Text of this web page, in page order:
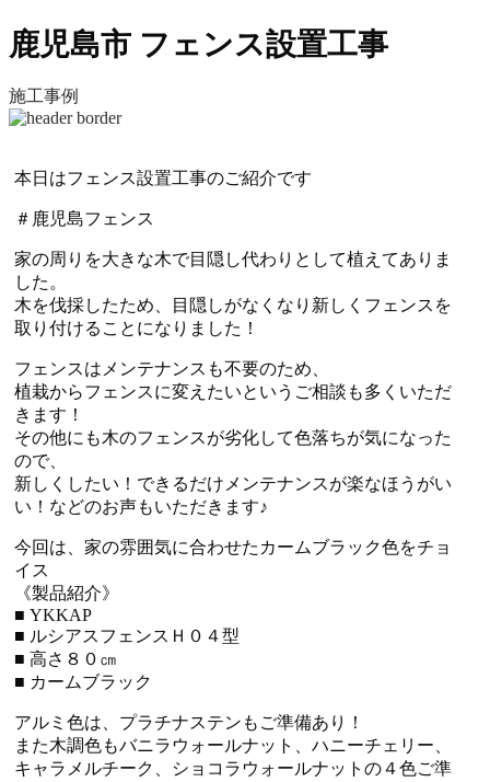
鹿児島市 フェンス設置工事
施工事例
本日はフェンス設置工事のご紹介です
＃鹿児島フェンス
家の周りを大きな木で目隠し代わりとして植えてありま
した。
木を伐採したため、目隠しがなくなり新しくフェンスを
取り付けることになりました！
フェンスはメンテナンスも不要のため、
植栽からフェンスに変えたいというご相談も多くいただ
きます！
その他にも木のフェンスが劣化して色落ちが気になった
ので、
新しくしたい！できるだけメンテナンスが楽なほうがい
い！などのお声もいただきます♪
今回は、家の雰囲気に合わせたカームブラック色をチョ
イス
《製品紹介》
■ YKKAP
■ ルシアスフェンスＨ０４型
■ 高さ８０㎝
■ カームブラック
アルミ色は、プラチナステンもご準備あり！
また木調色もバニラウォールナット、ハニーチェリー、
キャラメルチーク、ショコラウォールナットの４色ご準